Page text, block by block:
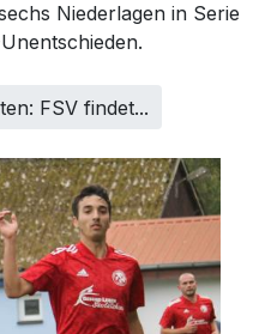
Niederlagen in Serie
FSV findet...